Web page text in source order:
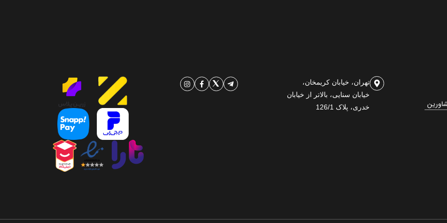
تهران، خیابان کریمخان،
خیابان سنایی، بالاتر از خیابان
خدری، پلاک 126/1